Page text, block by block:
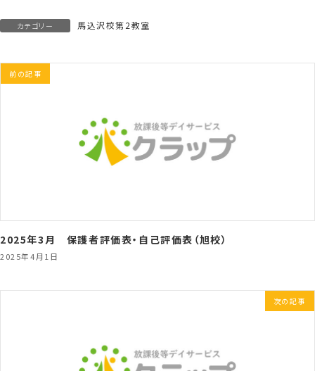
カテゴリー 馬込沢校第2教室
前の記事
2025年3月 保護者評価表・自己評価表（旭校）
2025年4月1日
次の記事